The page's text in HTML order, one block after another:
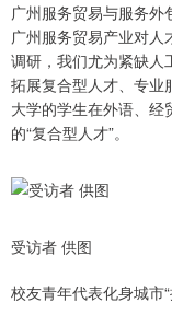
广州服务贸易与服务外
广州服务贸易产业对
调研，我们尤为紧缺人
拓展复合型人才、专业
大学的学生在外语、
的“复合型人才”。
受访者 供图
校友青年代表化身城市